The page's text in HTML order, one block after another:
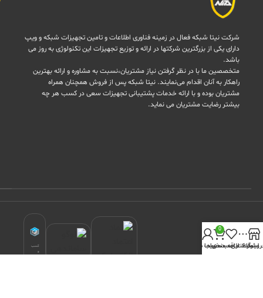
شرکت نیتا شبکه فعال در زمینه فناوری اطلاعات و تامین تجهیزات شبکه و ویپ
دارای یکی از بزرگترین شرکتها در ارائه و توزیع تجهیزات این تکنولوژی به روز می
باشد.
متخصصین ما با در نظر گرفتن نیاز مشتریان،نسبت به مشاوره و ارائه بهترین
راهکار به آنان اقدام می‌نمایند. نیتا شبکه پس از فروش همچنان همراه
مشتریان بوده و با ارائه خدمات پشتیبانی تجهیزات سعی در کسب هر چه
بیشتر رضایت مشتریان می نماید.
کسب
و
نوار کناری
لیست علاقه مندی ها
0
سبد خرید
حساب من